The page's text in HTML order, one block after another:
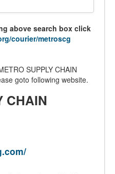
above search box click
courier/metroscg
SUPPLY CHAIN
goto following website.
CHAIN